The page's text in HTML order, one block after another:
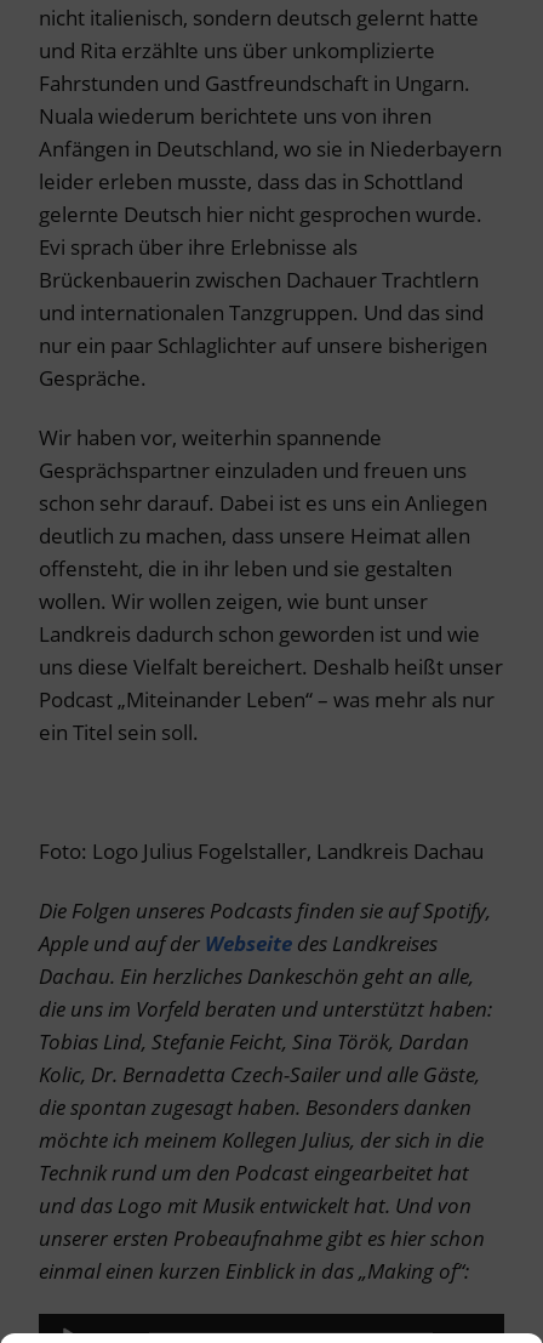
nicht italienisch, sondern deutsch gelernt hatte
und Rita erzählte uns über unkomplizierte
Fahrstunden und Gastfreundschaft in Ungarn.
Nuala wiederum berichtete uns von ihren
Anfängen in Deutschland, wo sie in Niederbayern
leider erleben musste, dass das in Schottland
gelernte Deutsch hier nicht gesprochen wurde.
Evi sprach über ihre Erlebnisse als
Brückenbauerin zwischen Dachauer Trachtlern
und internationalen Tanzgruppen. Und das sind
nur ein paar Schlaglichter auf unsere bisherigen
Gespräche.
Wir haben vor, weiterhin spannende
Gesprächspartner einzuladen und freuen uns
schon sehr darauf. Dabei ist es uns ein Anliegen
deutlich zu machen, dass unsere Heimat allen
offensteht, die in ihr leben und sie gestalten
wollen. Wir wollen zeigen, wie bunt unser
Landkreis dadurch schon geworden ist und wie
uns diese Vielfalt bereichert. Deshalb heißt unser
Podcast „Miteinander Leben“ – was mehr als nur
ein Titel sein soll.
Foto: Logo Julius Fogelstaller, Landkreis Dachau
Die Folgen unseres Podcasts finden sie auf Spotify,
Apple und auf der Webseite des Landkreises
Dachau. Ein herzliches Dankeschön geht an alle,
die uns im Vorfeld beraten und unterstützt haben:
Tobias Lind, Stefanie Feicht, Sina Török, Dardan
Kolic, Dr. Bernadetta Czech-Sailer und alle Gäste,
die spontan zugesagt haben. Besonders danken
möchte ich meinem Kollegen Julius, der sich in die
Technik rund um den Podcast eingearbeitet hat
und das Logo mit Musik entwickelt hat. Und von
unserer ersten Probeaufnahme gibt es hier schon
einmal einen kurzen Einblick in das „Making of“:
Audio-